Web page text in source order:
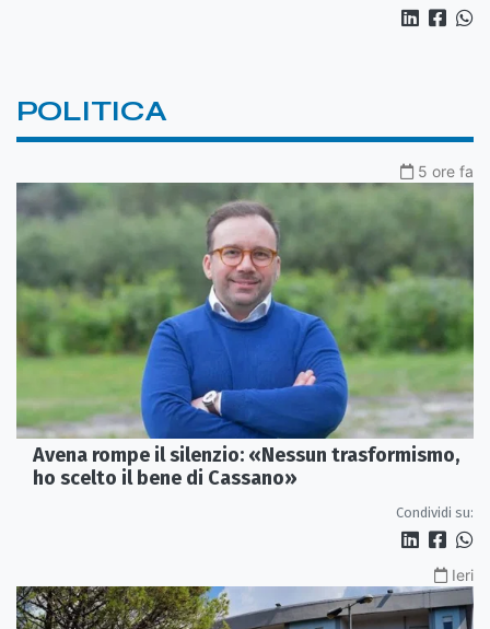
POLITICA
5 ore fa
Avena rompe il silenzio: «Nessun trasformismo,
ho scelto il bene di Cassano»
Condividi su:
Ieri